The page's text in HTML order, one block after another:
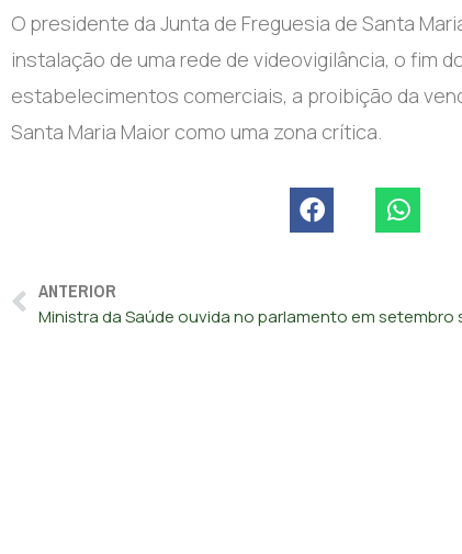
O presidente da Junta de Freguesia de Santa
instalação de uma rede de videovigilância, o fim
estabelecimentos comerciais, a proibição da
Santa Maria Maior como uma zona crítica.
ANTERIOR